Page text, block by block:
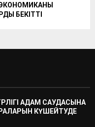
БЕКІТТІ
АДАМ САУДАСЫНА
КҮШЕЙТУДЕ